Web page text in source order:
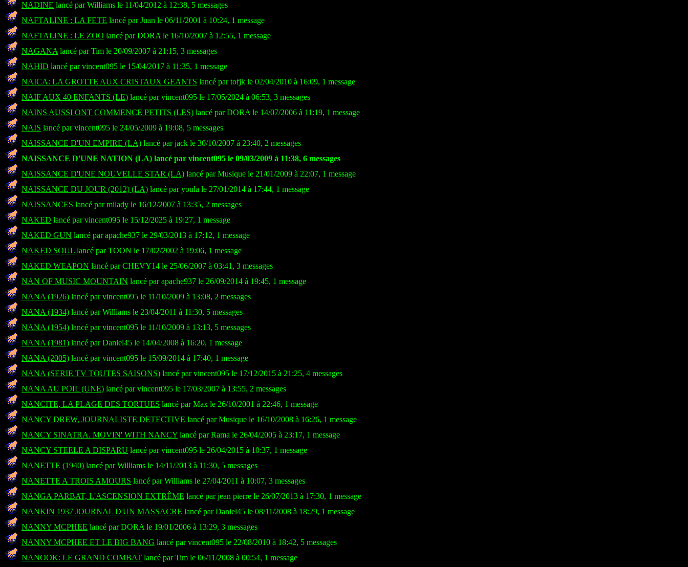
NADINE lancé par Williams le 11/04/2012 à 12:38, 5 messages
NAFTALINE : LA FETE lancé par Juan le 06/11/2001 à 10:24, 1 message
NAFTALINE : LE ZOO lancé par DORA le 16/10/2007 à 12:55, 1 message
NAGANA lancé par Tim le 20/09/2007 à 21:15, 3 messages
NAHID lancé par vincent095 le 15/04/2017 à 11:35, 1 message
NAICA: LA GROTTE AUX CRISTAUX GEANTS lancé par tofjk le 02/04/2010 à 16:09, 1 message
NAIF AUX 40 ENFANTS (LE) lancé par vincent095 le 17/05/2024 à 06:53, 3 messages
NAINS AUSSI ONT COMMENCE PETITS (LES) lancé par DORA le 14/07/2006 à 11:19, 1 message
NAIS lancé par vincent095 le 24/05/2009 à 19:08, 5 messages
NAISSANCE D'UN EMPIRE (LA) lancé par jack le 30/10/2007 à 23:40, 2 messages
NAISSANCE D'UNE NATION (LA) lancé par vincent095 le 09/03/2009 à 11:38, 6 messages
NAISSANCE D'UNE NOUVELLE STAR (LA) lancé par Musique le 21/01/2009 à 22:07, 1 message
NAISSANCE DU JOUR (2012) (LA) lancé par youla le 27/01/2014 à 17:44, 1 message
NAISSANCES lancé par milady le 16/12/2007 à 13:35, 2 messages
NAKED lancé par vincent095 le 15/12/2025 à 19:27, 1 message
NAKED GUN lancé par apache937 le 29/03/2013 à 17:12, 1 message
NAKED SOUL lancé par TOON le 17/02/2002 à 19:06, 1 message
NAKED WEAPON lancé par CHEVY14 le 25/06/2007 à 03:41, 3 messages
NAN OF MUSIC MOUNTAIN lancé par apache937 le 26/09/2014 à 19:45, 1 message
NANA (1926) lancé par vincent095 le 11/10/2009 à 13:08, 2 messages
NANA (1934) lancé par Williams le 23/04/2011 à 11:30, 5 messages
NANA (1954) lancé par vincent095 le 11/10/2009 à 13:13, 5 messages
NANA (1981) lancé par Daniel45 le 14/04/2008 à 16:20, 1 message
NANA (2005) lancé par vincent095 le 15/09/2014 à 17:40, 1 message
NANA (SERIE TV TOUTES SAISONS) lancé par vincent095 le 17/12/2015 à 21:25, 4 messages
NANA AU POIL (UNE) lancé par vincent095 le 17/03/2007 à 13:55, 2 messages
NANCITE, LA PLAGE DES TORTUES lancé par Max le 26/10/2001 à 22:46, 1 message
NANCY DREW, JOURNALISTE DETECTIVE lancé par Musique le 16/10/2008 à 16:26, 1 message
NANCY SINATRA. MOVIN' WITH NANCY lancé par Rama le 26/04/2005 à 23:17, 1 message
NANCY STEELE A DISPARU lancé par vincent095 le 26/04/2015 à 10:37, 1 message
NANETTE (1940) lancé par Williams le 14/11/2013 à 11:30, 5 messages
NANETTE A TROIS AMOURS lancé par Williams le 27/04/2011 à 10:07, 3 messages
NANGA PARBAT, L'ASCENSION EXTRÊME lancé par jean pierre le 26/07/2013 à 17:30, 1 message
NANKIN 1937 JOURNAL D'UN MASSACRE lancé par Daniel45 le 08/11/2008 à 18:29, 1 message
NANNY MCPHEE lancé par DORA le 19/01/2006 à 13:29, 3 messages
NANNY MCPHEE ET LE BIG BANG lancé par vincent095 le 22/08/2010 à 18:42, 5 messages
NANOOK: LE GRAND COMBAT lancé par Tim le 06/11/2008 à 00:54, 1 message